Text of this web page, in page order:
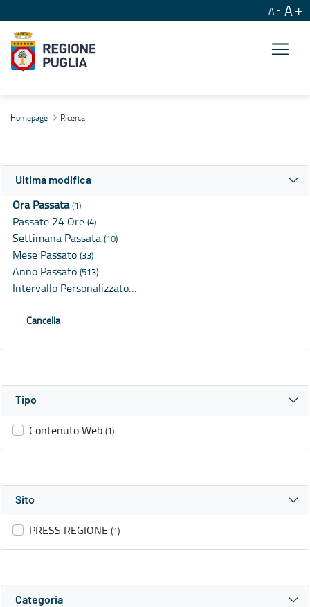
A A
Homepage Ricerca
Ultima modifica
Ora Passata(1)
Passate 24 Ore (4)
Settimana Passata (10)
Mese Passato (33)
Anno Passato (513)
Intervallo Personalizzato…
Cancella
Tipo
Contenuto Web (1)
Sito
PRESS REGIONE (1)
Categoria